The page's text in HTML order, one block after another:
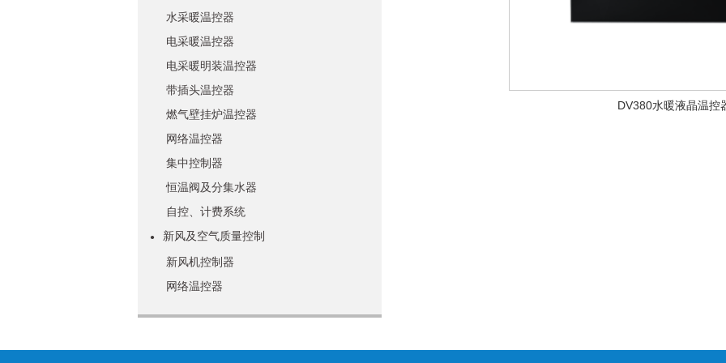
水采暖温控器
电采暖温控器
电采暖明装温控器
带插头温控器
燃气壁挂炉温控器
网络温控器
集中控制器
恒温阀及分集水器
自控、计费系统
●
新风及空气质量控制
新风机控制器
网络温控器
DV380水暖液晶温控